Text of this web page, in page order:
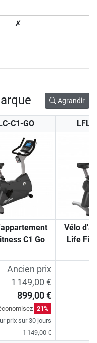
✗
Agrandir
C1-GO
C1 Go
Vélo
Life
Ancien prix
1 149,00 €
899,00 €
21%
prix sur 30 jours
1 149,00 €